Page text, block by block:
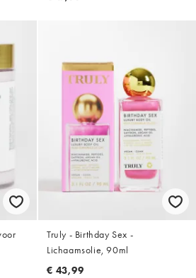
Truly - Birthday Sex -
Lichaamsolie, 90ml
€ 43,99